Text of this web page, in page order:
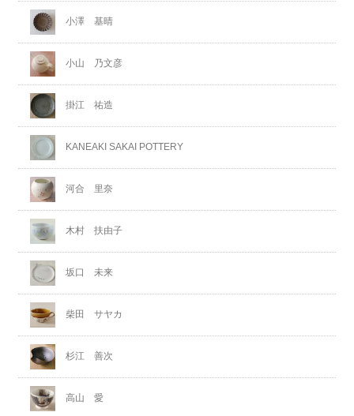
小澤 基晴
小山 乃文彦
掛江 祐造
KANEAKI SAKAI POTTERY
河合 里奈
木村 扶由子
坂口 未来
柴田 サヤカ
杉江 善次
高山 愛